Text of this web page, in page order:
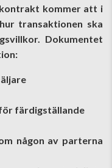
kommer att i
transaktionen ska
Dokumentet
färdigställande
någon av parterna